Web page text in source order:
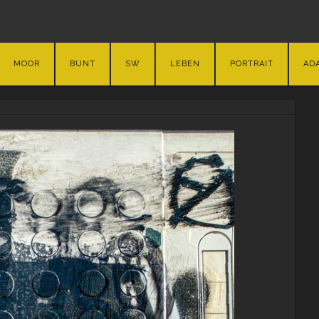
MOOR BUNT SW LEBEN PORTRAIT